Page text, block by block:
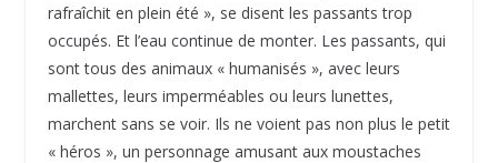
rafraîchit en plein été », se disent les passants trop
occupés. Et l’eau continue de monter. Les passants, qui
sont tous des animaux « humanisés », avec leurs
mallettes, leurs imperméables ou leurs lunettes,
marchent sans se voir. Ils ne voient pas non plus le petit
« héros », un personnage amusant aux moustaches